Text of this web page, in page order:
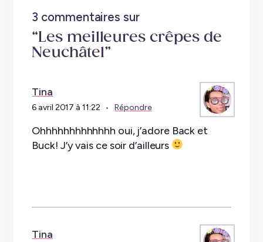
3 commentaires sur
“Les meilleures crêpes de
Neuchâtel”
Tina
6 avril 2017 à 11:22 Répondre
Ohhhhhhhhhhhhh oui, j’adore Back et
Buck! J’y vais ce soir d’ailleurs
Tina